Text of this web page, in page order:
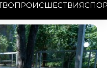
ПРОИСШЕСТВИЯ